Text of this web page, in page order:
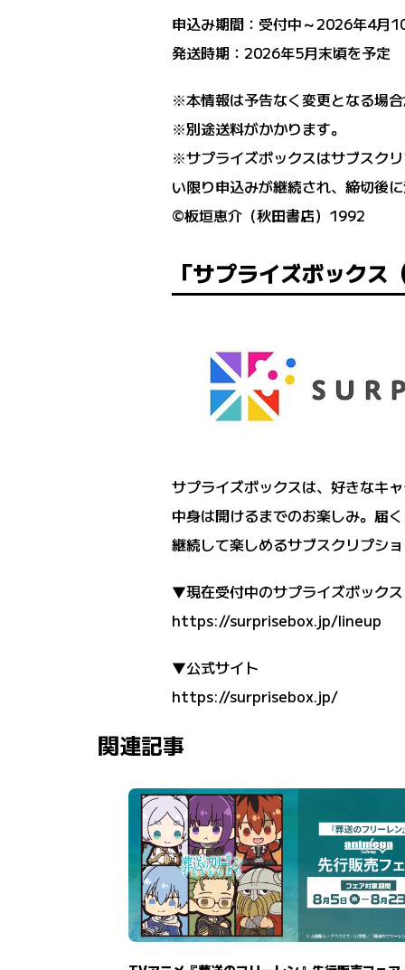
申込み期間：受付中～2026年4月
発送時期：2026年5月末頃を予定
※本情報は予告なく変更となる場
※別途送料がかかります。
※サプライズボックスはサブスク
い限り申込みが継続され、締切後
©板垣恵介（秋田書店）1992
「サプライズボック
サプライズボックスは、好きなキ
中身は開けるまでのお楽しみ。届
継続して楽しめるサブスクリプシ
▼現在受付中のサプライズボックス
https://surprisebox.jp/lineup
▼公式サイト
https://surprisebox.jp/
関連記事